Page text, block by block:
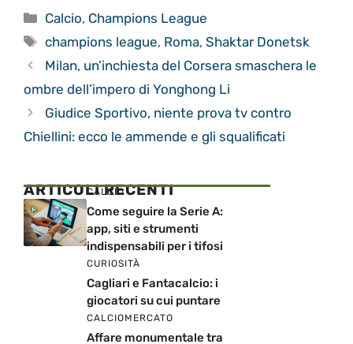
Categorie
Calcio, Champions League
Tag
champions league, Roma,Shaktar Donetsk
Milan, un’inchiesta del Corsera smaschera le
ombre dell’impero di Yonghong Li
Giudice Sportivo, niente prova tv contro
Chiellini: ecco le ammende e gli squalificati
ARTICOLI RECENTI
CALCIO
Come seguire la Serie A:
app, siti e strumenti
indispensabili per i tifosi
CURIOSITÀ
Cagliari e Fantacalcio: i
giocatori su cui puntare
CALCIOMERCATO
Affare monumentale tra